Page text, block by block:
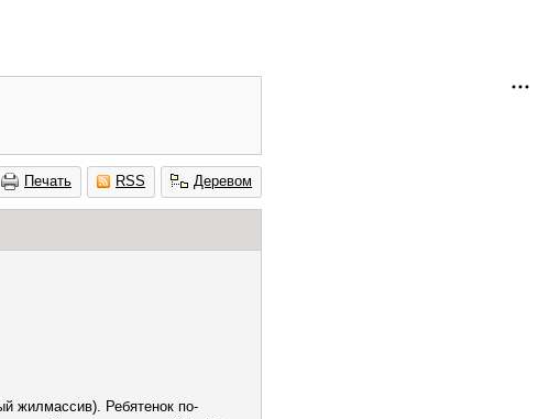
Печать RSS Деревом
жилмассив). Ребятенок по-